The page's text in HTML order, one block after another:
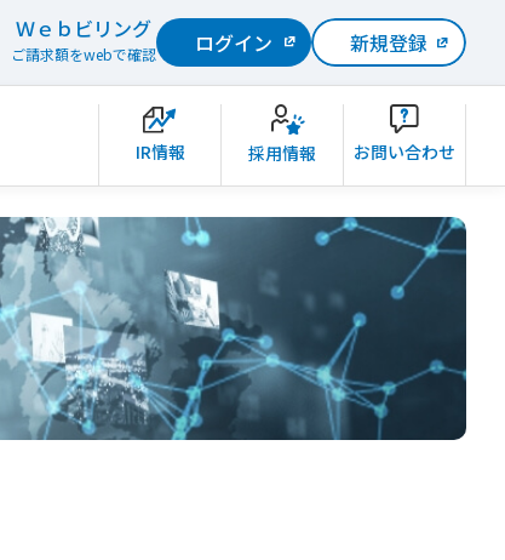
Ｗｅｂビリング
ご請求額をwebで確認 ログイン 新規登録
IR情報 採用情報 お問い合わせ